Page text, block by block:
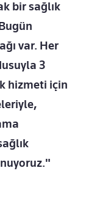
bir sağlık
var. Her
3
hizmeti için